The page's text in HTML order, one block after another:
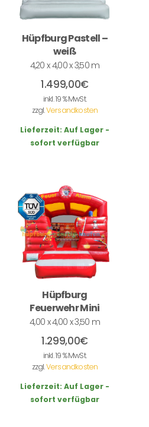
Hüpfburg Pastell –
weiß
4,20 x 4,00 x 3,50 m
1.499,00€
inkl. 19 % MwSt.
zzgl.Versandkosten
Lieferzeit: Auf Lager -
sofort verfügbar
Hüpfburg
Feuerwehr Mini
4,00 x 4,00 x 3,50 m
1.299,00€
inkl. 19 % MwSt.
zzgl.Versandkosten
Lieferzeit: Auf Lager -
sofort verfügbar